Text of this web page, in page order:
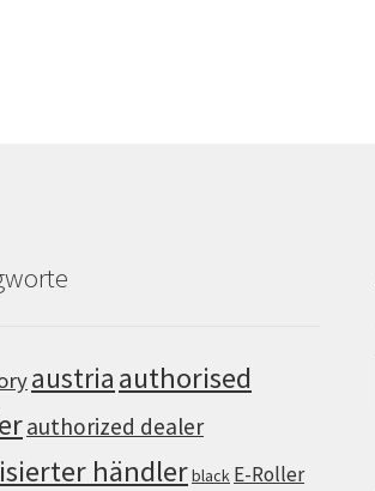
austria authorised
authorized dealer
händlerblack E-Roller